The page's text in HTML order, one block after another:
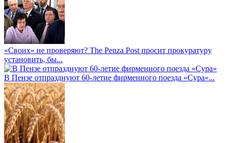
«Своих» не проверяют? The Penza Post просит прокуратуру
установить, бы...
В Пензе отпразднуют 60-летие фирменного поезда «Сура»...